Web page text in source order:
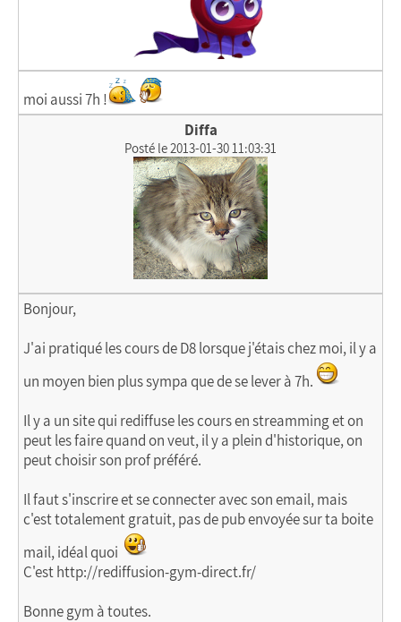
moi aussi 7h !
Diffa
Posté le 2013-01-30 11:03:31
Bonjour,
J'ai pratiqué les cours de D8 lorsque j'étais chez moi, il y a
un moyen bien plus sympa que de se lever à 7h.
Il y a un site qui rediffuse les cours en streamming et on
peut les faire quand on veut, il y a plein d'historique, on
peut choisir son prof préféré.
Il faut s'inscrire et se connecter avec son email, mais
c'est totalement gratuit, pas de pub envoyée sur ta boite
mail, idéal quoi
C'est http://rediffusion-gym-direct.fr/
Bonne gym à toutes.